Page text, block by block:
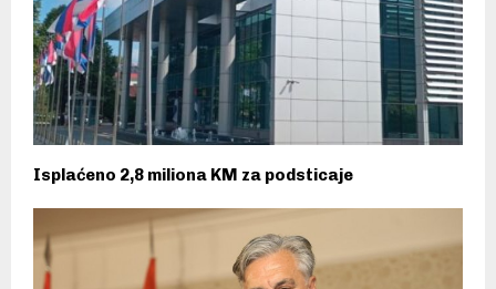
Isplaćeno 2,8 miliona KM za podsticaje